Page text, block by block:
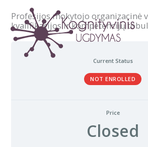
prie
turinio
Profesijos mokytojo organizacinė
kvalifikacijos ir kompetencijų
Current Status
NOT ENROLLED
Price
Closed